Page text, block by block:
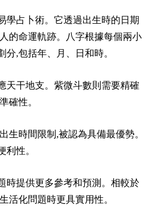
學占卜術。它透過出生時的日期
的命運軌跡。八字根據每個兩小
分,包括年、月、日和時。
天干地支。紫微斗數則需要精確
確性。
生時間限制,被認為具備最優勢。
利性。
時提供更多參考和預測。相較於
活化問題時更具實用性。